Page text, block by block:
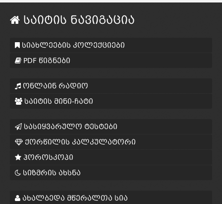
საიტის ნავიგაცია
სიახლეების კოლექციები
PDF წიგნები
ონლაინ რადიო
საიტის მინი-ჩატი
სასიყვარულო ტესტები
ქორწილის კალკულატორი
ჰოროსკოპი
სიზმრის ახსნა
ახალბედა მწერალთა სია